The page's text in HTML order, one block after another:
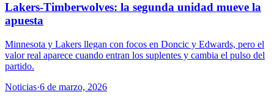
Lakers-Timberwolves: la segunda unidad mueve la
apuesta
Minnesota y Lakers llegan con focos en Doncic y Edwards, pero el
valor real aparece cuando entran los suplentes y cambia el pulso del
partido.
Noticias·6 de marzo, 2026